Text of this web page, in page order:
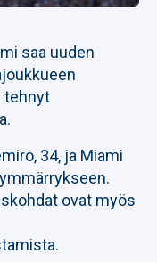
saa uuden
tehnyt
34, ja Miami
ovat myös